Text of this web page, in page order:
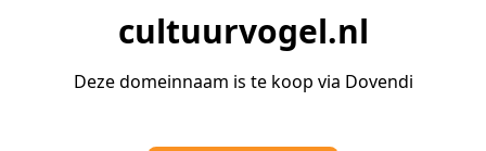
cultuurvogel.nl
Deze domeinnaam is te koop via Dovendi